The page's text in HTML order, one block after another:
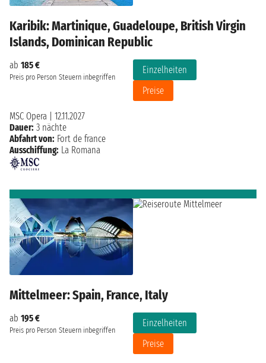
Karibik: Martinique, Guadeloupe, British Virgin
Islands, Dominican Republic
ab 185 €
Preis pro Person Steuern inbegriffen
Einzelheiten
Preise
MSC Opera
12.11.2027
Dauer: 3 nächte
Abfahrt von: Fort de france
Ausschiffung: La Romana
Mittelmeer: Spain, France, Italy
ab 195 €
Preis pro Person Steuern inbegriffen
Einzelheiten
Preise